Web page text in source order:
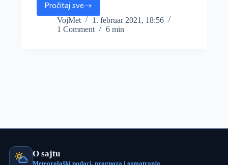
Pročitaj sve
Vazduh
u
Zrenjaninu
VojMet
1. februar 2021, 18:56
1 Comment
6 min
O sajtu
Meteorološki podaci, prognoza i osmatranja